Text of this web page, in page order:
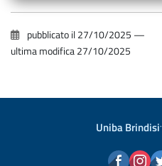
pubblicato il27/10/2025 —
ultima modifica27/10/2025
Uniba Brindisi·